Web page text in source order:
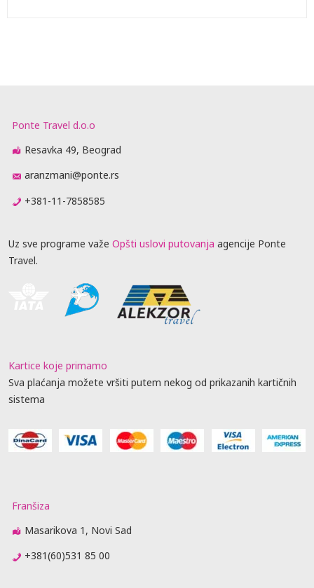
Ponte Travel d.o.o
Resavka 49, Beograd
aranzmani@ponte.rs
+381-11-7858585
Uz sve programe važe Opšti uslovi putovanja agencije Ponte
Travel.
Kartice koje primamo
Sva plaćanja možete vršiti putem nekog od prikazanih kartičnih
sistema
Franšiza
Masarikova 1, Novi Sad
+381(60)531 85 00